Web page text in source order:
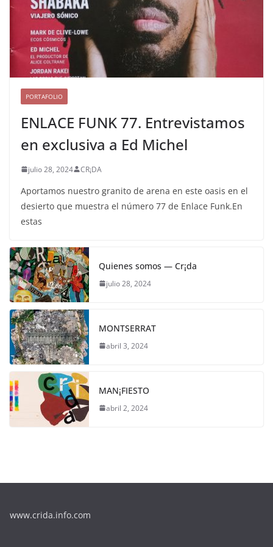
PORTAFOLIO
ENLACE FUNK 77. Entrevistamos
en exclusiva a Ed Michel
julio 28, 2024 CR¡DA
Aportamos nuestro granito de arena en este oasis en el
desierto que muestra el número 77 de Enlace Funk.En
estas
Quienes somos — Cr¡da
julio 28, 2024
MONTSERRAT
abril 3, 2024
MAN¡FIESTO
abril 2, 2024
www.crida.info.com